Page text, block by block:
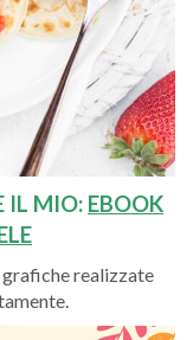
IL MIO: EBOOK
grafiche realizzate